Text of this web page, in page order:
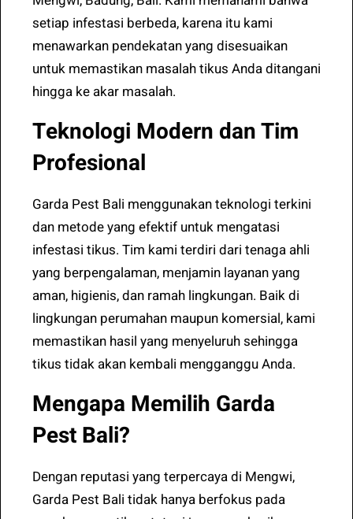
setiap infestasi berbeda, karena itu kami
menawarkan pendekatan yang disesuaikan
untuk memastikan masalah tikus Anda ditangani
hingga ke akar masalah.
Teknologi Modern dan Tim
Profesional
Garda Pest Bali menggunakan teknologi terkini
dan metode yang efektif untuk mengatasi
infestasi tikus. Tim kami terdiri dari tenaga ahli
yang berpengalaman, menjamin layanan yang
aman, higienis, dan ramah lingkungan. Baik di
lingkungan perumahan maupun komersial, kami
memastikan hasil yang menyeluruh sehingga
tikus tidak akan kembali mengganggu Anda.
Mengapa Memilih Garda
Pest Bali?
Dengan reputasi yang terpercaya di Mengwi,
Garda Pest Bali tidak hanya berfokus pada